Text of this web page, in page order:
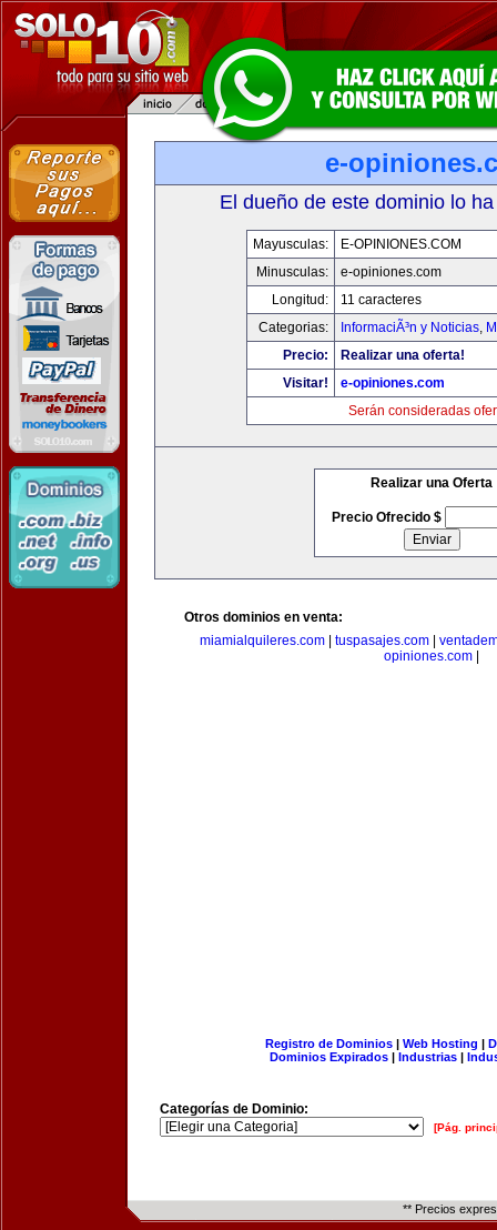
e-
El dueño de este dominio lo
Mayusculas:
E-OPINIONES.COM
Minusculas:
e-opiniones.com
Longitud:
11 caracteres
Categorias:
InformaciÃ³n y Noticias,
Precio:
Realizar una oferta!
Visitar!
e-opiniones.com
Serán consideradas
Realizar una Oferta
Precio Ofrecido $
Otros dominios en venta:
miamialquileres.com
tuspasajes.com
opiniones.com
Registro de Dominios| Web Hosting |
Dominios Expirados | Industrias |
Categorías de Dominio:
[Pág.
** Precios